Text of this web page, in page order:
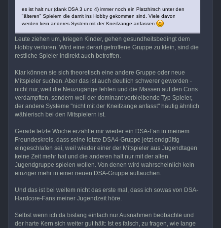
es ist halt nur (dank DSA 3 und 4) immer noch ein Platzhirsch unter den
"älteren" Spielern die damit ins Hobby gekommen sind. Viele davon
werden kein anderes System mit der Kneifzange anfassen
Leute ziehen um, kriegen Kinder, gehen gesundheitsbedingt dem
Hobby verloren. Wird eine derart getroffene Gruppe zu klein, sind die
restliche Spieler indirekt auch betroffen.
Klar können sie sich theoretisch eine andere Gruppe oder neue
Mitspieler suchen. Aber das ist auch deutlich schwerer geworden -
nicht nur, weil die Neuzugänge fehlen und die Massen auf den Cons
verdampften, sondern weil der dominant verbleibende Typ Spieler,
der andere Systeme "nicht mit der Kneifzange anfasst" häufig ähnlich
wählerisch bei den Mitspielern ist.
Gerade letzte Woche erzählte mir wieder ein DSA-Fan in meinem
Freundeskreis, dass seine letzte DSA4-Gruppe jetzt endgültig
eingeschlafen sei, weil wieder einer der Mitspieler aus Jugendtagen
keine Zeit mehr hat und die anderen halt nur mit der alten
Jugendgruppe spielen wollen. Von denen wird wahrscheinlich kein
einziger mehr in einer neuen DSA-Gruppe auftauchen.
Und das ist bei weitem nicht das erste mal, dass ich sowas von DSA-
Hardcore-Fans meiner Jugendzeit höre.
Selbst wenn ich da bislang einfach nur Ausnahmen beobachte und
der harte Kern sich weiter gut hält: Ist es falsch, zu fragen, wie lange